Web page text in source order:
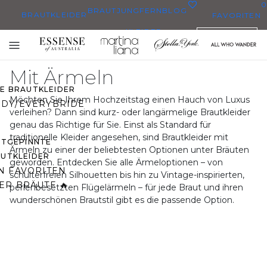
BRAUTKLEIDER
BRAUTKLEIDER
EVERYBRIDE
FAVORITEN
BRÄUTE 🔥
BRAUTJUNGFERN
KLEIDER
BLOG FAVORITEN
0
Toggle
mobile
navigation
Mit Ärmeln
Möchten Sie Ihrem Hochzeitstag einen Hauch von Luxus
verleihen? Dann sind kurz- oder langärmelige Brautkleider
genau das Richtige für Sie. Einst als Standard für
traditionelle Kleider angesehen, sind Brautkleider mit
Ärmeln zu einer der beliebtesten Optionen unter Bräuten
geworden. Entdecken Sie alle Ärmeloptionen – von
schulterfreien Silhouetten bis hin zu Vintage-inspirierten,
perlenbesetzten Flügelärmeln – für jede Braut und ihren
wunderschönen Brautstil gibt es die passende Option.